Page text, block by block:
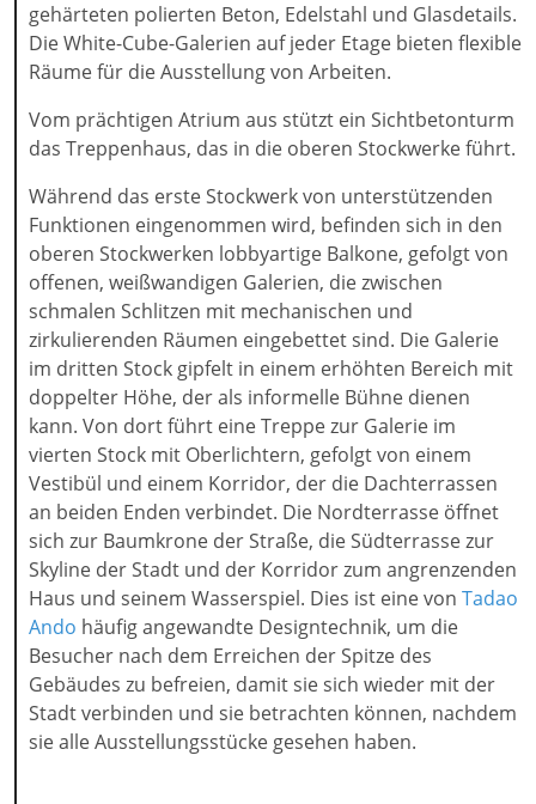
gehärteten polierten Beton, Edelstahl und Glasdetails.
Die White-Cube-Galerien auf jeder Etage bieten flexible
Räume für die Ausstellung von Arbeiten.
Vom prächtigen Atrium aus stützt ein Sichtbetonturm
das Treppenhaus, das in die oberen Stockwerke führt.
Während das erste Stockwerk von unterstützenden
Funktionen eingenommen wird, befinden sich in den
oberen Stockwerken lobbyartige Balkone, gefolgt von
offenen, weißwandigen Galerien, die zwischen
schmalen Schlitzen mit mechanischen und
zirkulierenden Räumen eingebettet sind. Die Galerie
im dritten Stock gipfelt in einem erhöhten Bereich mit
doppelter Höhe, der als informelle Bühne dienen
kann. Von dort führt eine Treppe zur Galerie im
vierten Stock mit Oberlichtern, gefolgt von einem
Vestibül und einem Korridor, der die Dachterrassen
an beiden Enden verbindet. Die Nordterrasse öffnet
sich zur Baumkrone der Straße, die Südterrasse zur
Skyline der Stadt und der Korridor zum angrenzenden
Haus und seinem Wasserspiel. Dies ist eine von Tadao
Ando häufig angewandte Designtechnik, um die
Besucher nach dem Erreichen der Spitze des
Gebäudes zu befreien, damit sie sich wieder mit der
Stadt verbinden und sie betrachten können, nachdem
sie alle Ausstellungsstücke gesehen haben.